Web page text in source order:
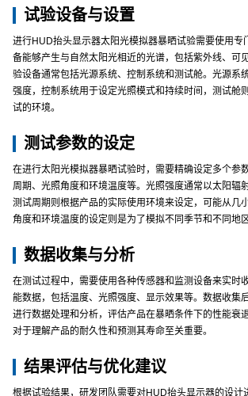
试验设备与设置
进行HUD抬头显示器太阳光模拟器暴晒试验需要使用专
备能够产生与自然太阳光相近的光谱，包括紫外线、可
验设备通常包括光源系统、控制系统和测试舱。光源系
强度，控制系统用于设定光照模式和持续时间，测试舱
试的环境。
测试参数的设定
在进行太阳光模拟器暴晒试验时，需要精确设定多个参
周期、光照角度和环境温度等。光照强度通常以太阳辐
测试周期则根据产品的实际使用环境来设定，可能从几
角度和环境温度的设定则是为了模拟不同季节和不同地
数据收集与分析
在测试过程中，需要使用各种传感器和监测设备来实时
能数据，包括温度、光照强度、显示效果等。数据收集
进行数据处理和分析，评估产品在暴晒条件下的性能衰
对于理解产品的耐久性和预测其寿命至关重要。
结果评估与优化建议
根据试验结果，研发团队需要对HUD抬头显示器的设计